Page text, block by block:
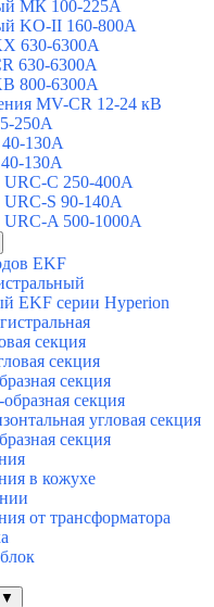
МК 100-225А
KO-II 160-800А
630-6300А
630-6300А
800-6300А
MV-CR 12-24 кВ
250A
130A
130A
C 250-400A
S 90-140A
A 500-1000A
EKF
EKF серии Hyperion
секция
секция
секция
секция
угловая секция
секция
в кожухе
от трансформатора
▼